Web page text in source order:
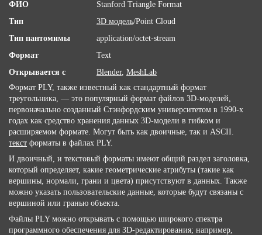
ФИО
Stanford Triangle Format
Тип
3D модель/Point Cloud
Тип пантомимы
application/octet-stream
Формат
Text
Открывается с
Blender, MeshLab
Формат PLY, также известный как стандартный формат
треугольника, — это популярный формат файлов 3D-моделей,
первоначально созданный Стэнфордским университетом в 1990-х
годах как средство хранения данных 3D-модели в гибком и
расширяемом формате. Могут быть как двоичные, так и ASCII.
текст форматы в файлах PLY.
И двоичный, и текстовый форматы имеют общий раздел заголовка,
который определяет, какие геометрические атрибуты (такие как
вершины, нормали, грани и цвета) присутствуют в данных. Также
можно указать пользовательские данные, которые будут связаны с
вершиной или гранью объекта.
Файлы PLY можно открывать с помощью широкого спектра
программного обеспечения для 3D-редактирования; например,